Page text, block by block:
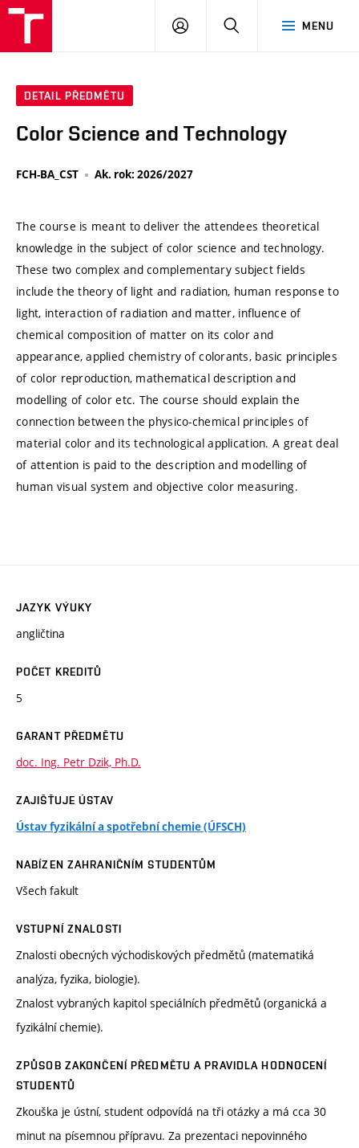
MENU
PŘIHLÁSIT
DETAIL PŘEDMĚTU
Color Science and Technology
FCH-BA_CST Ak. rok: 2026/2027
The course is meant to deliver the attendees theoretical
knowledge in the subject of color science and technology.
These two complex and complementary subject fields
include the theory of light and radiation, human response to
light, interaction of radiation and matter, influence of
chemical composition of matter on its color and
appearance, applied chemistry of colorants, basic principles
of color reproduction, mathematical description and
modelling of color etc. The course should explain the
connection between the physico-chemical principles of
material color and its technological application. A great deal
of attention is paid to the description and modelling of
human visual system and objective color measuring.
JAZYK VÝUKY
angličtina
POČET KREDITŮ
5
GARANT PŘEDMĚTU
doc. Ing. Petr Dzik, Ph.D.
ZAJIŠŤUJE ÚSTAV
Ústav fyzikální a spotřební chemie (ÚFSCH)
NABÍZEN ZAHRANIČNÍM STUDENTŮM
Všech fakult
VSTUPNÍ ZNALOSTI
Znalosti obecných východiskových předmětů (matematiká
analýza, fyzika, biologie).
Znalost vybraných kapitol speciálních předmětů (organická a
fyzikální chemie).
ZPŮSOB ZAKONČENÍ PŘEDMĚTU A PRAVIDLA HODNOCENÍ
STUDENTŮ
Zkouška je ústní, student odpovídá na tři otázky a má cca 30
minut na písemnou přípravu. Za prezentaci nepovinného